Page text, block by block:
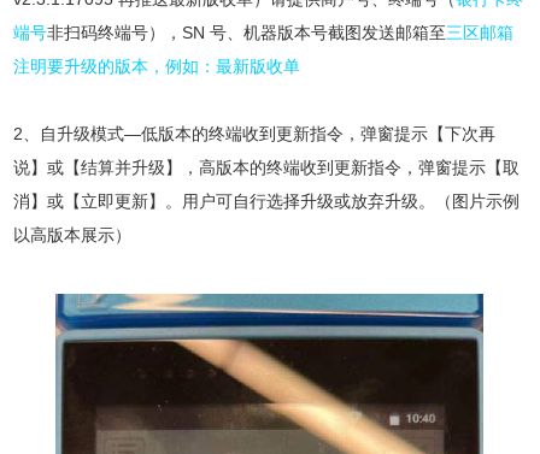
端号非扫码终端号），SN 号、机器版本号截图发送邮箱至三区邮箱
注明要升级的版本，例如：最新版收单
2、自升级模式—低版本的终端收到更新指令，弹窗提示【下次再
说】或【结算并升级】，高版本的终端收到更新指令，弹窗提示【取
消】或【立即更新】。用户可自行选择升级或放弃升级。（图片示例
以高版本展示）